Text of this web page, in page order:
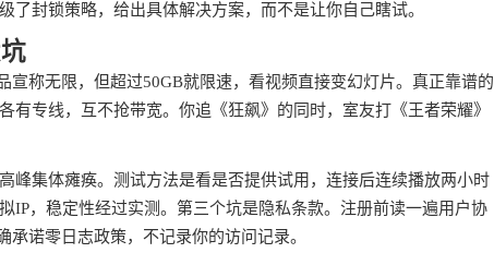
封锁策略，给出具体解决方案，而不是让你自己瞎试。
称无限，但超过50GB就限速，看视频直接变幻灯片。真正靠谱的
专线，互不抢带宽。你追《狂飙》的同时，室友打《王者荣耀》
峰集体瘫痪。测试方法是看是否提供试用，连接后连续播放两小时
IP，稳定性经过实测。第三个坑是隐私条款。注册前读一遍用户协
诺零日志政策，不记录你的访问记录。